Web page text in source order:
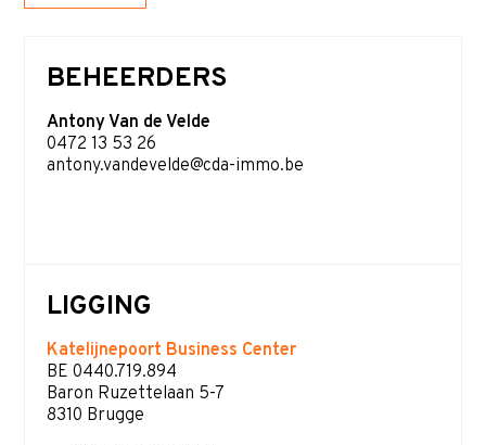
BEHEERDERS
Antony Van de Velde
0472 13 53 26
antony.vandevelde@cda-immo.be
LIGGING
Katelijnepoort Business Center
BE 0440.719.894
Baron Ruzettelaan 5-7
8310 Brugge